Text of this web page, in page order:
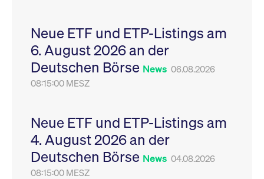
Neue ETF und ETP-Listings am
6. August 2026 an der
Deutschen Börse News 06.08.2026
08:15:00 MESZ
Neue ETF und ETP-Listings am
4. August 2026 an der
Deutschen Börse News 04.08.2026
08:15:00 MESZ
Sitzungen geehrt